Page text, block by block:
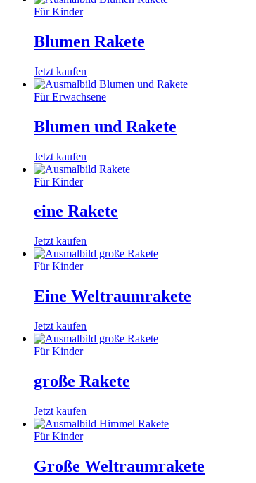
Für Kinder
Blumen Rakete
Jetzt kaufen
Für Erwachsene
Blumen und Rakete
Jetzt kaufen
Für Kinder
eine Rakete
Jetzt kaufen
Für Kinder
Eine Weltraumrakete
Jetzt kaufen
Für Kinder
große Rakete
Jetzt kaufen
Für Kinder
Große Weltraumrakete